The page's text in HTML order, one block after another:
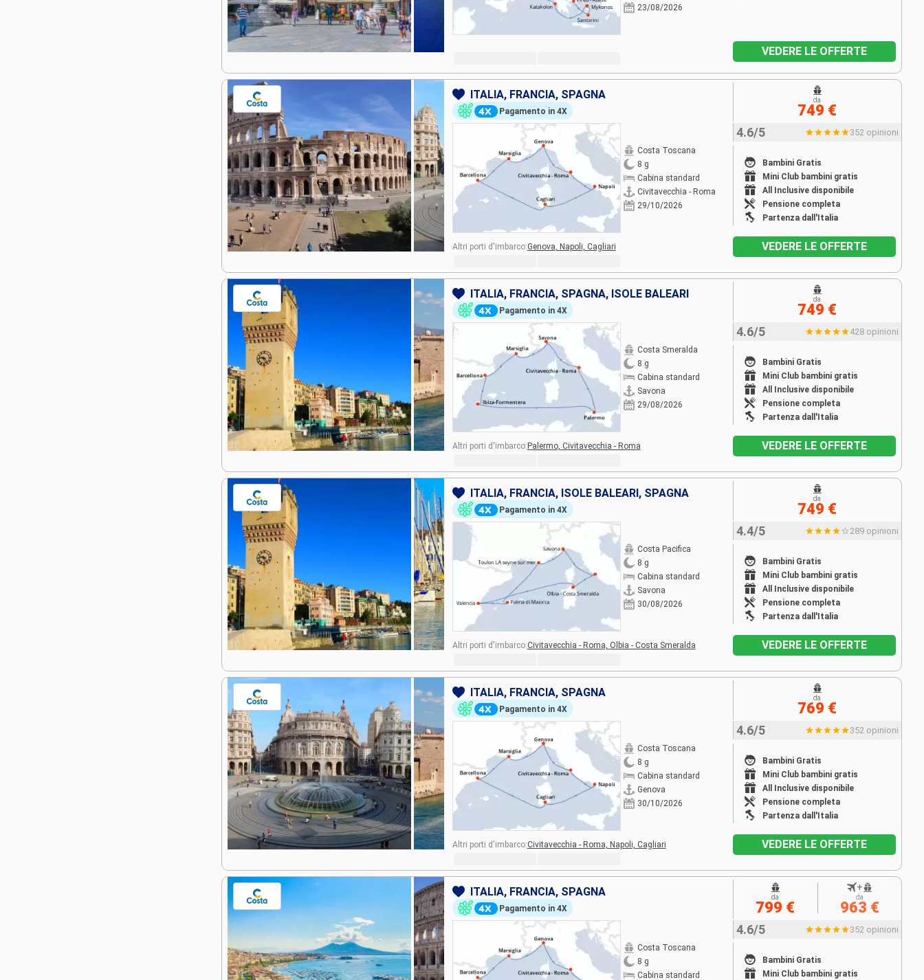
23/08/2026
VEDERE LE OFFERTE
ITALIA, FRANCIA, SPAGNA
Pagamento in 4X
Costa Toscana
8 g
Cabina standard
Civitavecchia - Roma
29/10/2026
4.6/5 352 opinioni
Bambini Gratis
Mini Club bambini gratis
All Inclusive disponibile
Pensione completa
Partenza dall'Italia
da
749 €
Altri porti d'imbarco:Genova, Napoli, Cagliari VEDERE LE OFFERTE
ITALIA, FRANCIA, SPAGNA, ISOLE BALEARI
Pagamento in 4X
Costa Smeralda
8 g
Cabina standard
Savona
29/08/2026
4.6/5 428 opinioni
Bambini Gratis
Mini Club bambini gratis
All Inclusive disponibile
Pensione completa
Partenza dall'Italia
da
749 €
Altri porti d'imbarco:Palermo, Civitavecchia - Roma VEDERE LE OFFERTE
ITALIA, FRANCIA, ISOLE BALEARI, SPAGNA
Pagamento in 4X
Costa Pacifica
8 g
Cabina standard
Savona
30/08/2026
4.4/5 289 opinioni
Bambini Gratis
Mini Club bambini gratis
All Inclusive disponibile
Pensione completa
Partenza dall'Italia
da
749 €
Altri porti d'imbarco:Civitavecchia - Roma, Olbia - Costa Smeralda VEDERE LE OFFERTE
ITALIA, FRANCIA, SPAGNA
Pagamento in 4X
Costa Toscana
8 g
Cabina standard
Genova
30/10/2026
4.6/5 352 opinioni
Bambini Gratis
Mini Club bambini gratis
All Inclusive disponibile
Pensione completa
Partenza dall'Italia
da
769 €
Altri porti d'imbarco:Civitavecchia - Roma, Napoli, Cagliari VEDERE LE OFFERTE
ITALIA, FRANCIA, SPAGNA
Pagamento in 4X
Costa Toscana
8 g
Cabina standard
4.6/5 352 opinioni
Bambini Gratis
Mini Club bambini gratis
da
799 €
+
da
963 €